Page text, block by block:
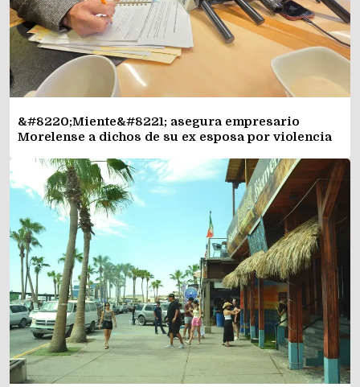
&#8220;Miente&#8221; asegura empresario
Morelense a dichos de su ex esposa por violencia